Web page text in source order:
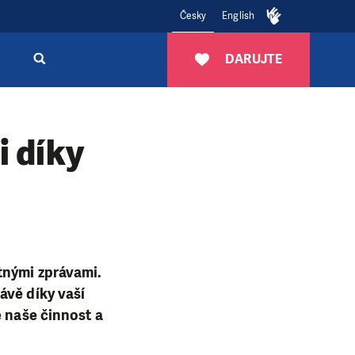
Česky English
DARUJTE
díky
zprávami.
díky vaší
naše činnost a